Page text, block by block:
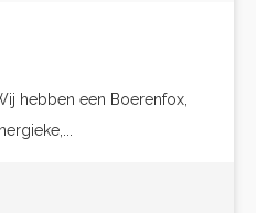
hebben een Boerenfox,